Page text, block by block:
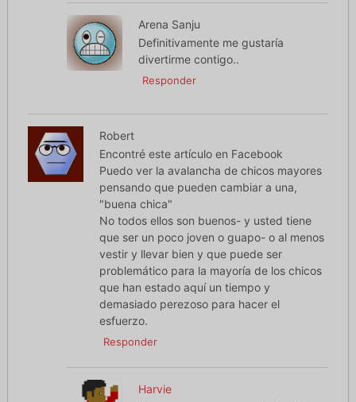
Arena Sanju
Definitivamente me gustaría
divertirme contigo..
Responder
Robert
Encontré este artículo en Facebook
Puedo ver la avalancha de chicos mayores
pensando que pueden cambiar a una,
"buena chica"
No todos ellos son buenos- y usted tiene
que ser un poco joven o guapo- o al menos
vestir y llevar bien y que puede ser
problemático para la mayoría de los chicos
que han estado aquí un tiempo y
demasiado perezoso para hacer el
esfuerzo.
Responder
Harvie